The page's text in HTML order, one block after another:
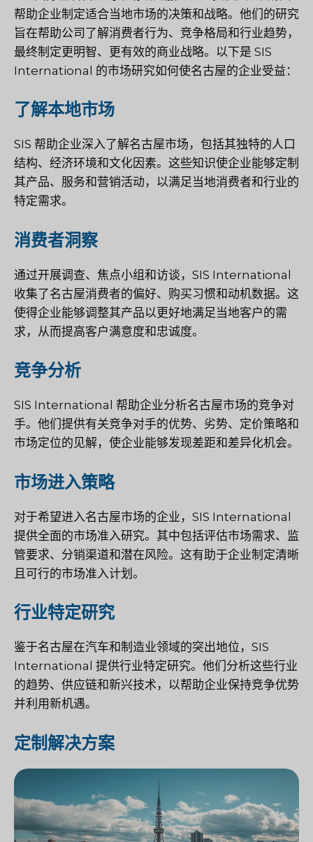
帮助企业制定适合当地市场的决策和战略。他们的研究
旨在帮助公司了解消费者行为、竞争格局和行业趋势，
最终制定更明智、更有效的商业战略。以下是 SIS
International 的市场研究如何使名古屋的企业受益：
了解本地市场
SIS 帮助企业深入了解名古屋市场，包括其独特的人口
结构、经济环境和文化因素。这些知识使企业能够定制
其产品、服务和营销活动，以满足当地消费者和行业的
特定需求。
消费者洞察
通过开展调查、焦点小组和访谈，SIS International
收集了名古屋消费者的偏好、购买习惯和动机数据。这
使得企业能够调整其产品以更好地满足当地客户的需
求，从而提高客户满意度和忠诚度。
竞争分析
SIS International 帮助企业分析名古屋市场的竞争对
手。他们提供有关竞争对手的优势、劣势、定价策略和
市场定位的见解，使企业能够发现差距和差异化机会。
市场进入策略
对于希望进入名古屋市场的企业，SIS International
提供全面的市场准入研究。其中包括评估市场需求、监
管要求、分销渠道和潜在风险。这有助于企业制定清晰
且可行的市场准入计划。
行业特定研究
鉴于名古屋在汽车和制造业领域的突出地位，SIS
International 提供行业特定研究。他们分析这些行业
的趋势、供应链和新兴技术，以帮助企业保持竞争优势
并利用新机遇。
定制解决方案